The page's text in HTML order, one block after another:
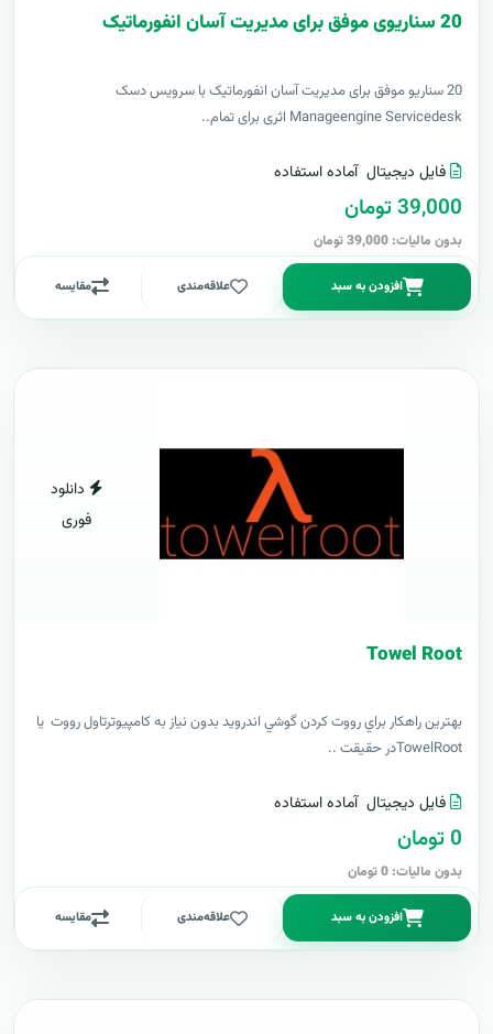
20 سناریوی موفق برای مدیریت آسان انفورماتیک
20 سناریو موفق برای مدیریت آسان انفورماتیک با سرویس دسک
Manageengine Servicedesk اثری برای تمام..
فایل دیجیتال آماده استفاده
39,000 تومان
بدون مالیات: 39,000 تومان
افزودن به سبد علاقه‌مندی مقایسه
دانلود
فوری
Towel Root
بهترين راهکار براي رووت کردن گوشي اندرويد بدون نياز به کامپيوترتاول رووت يا
TowelRootدر حقيقت ..
فایل دیجیتال آماده استفاده
0 تومان
بدون مالیات: 0 تومان
افزودن به سبد علاقه‌مندی مقایسه